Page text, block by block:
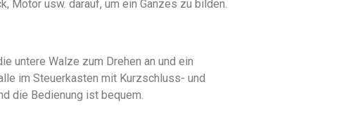
Motor usw. darauf, um ein Ganzes zu bilden.
untere Walze zum Drehen an und ein
im Steuerkasten mit Kurzschluss- und
die Bedienung ist bequem.